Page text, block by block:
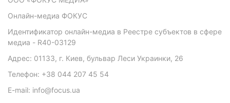
Онлайн-медиа ФОКУС
Идентификатор онлайн-медиа в Реестре субъектов в сфере
медиа - R40-03129
Адрес: 01133, г. Киев, бульвар Леси Украинки, 26
Телефон: +38 044 207 45 54
E-mail: info@focus.ua